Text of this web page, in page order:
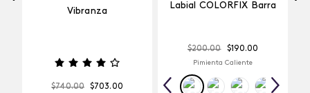
Vibranza
$740.00 $703.00
Labial COLORFIX Barra
$200.00 $190.00
Pimienta Caliente